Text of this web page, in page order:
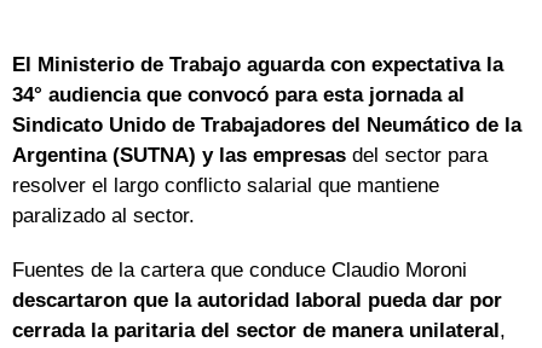
El Ministerio de Trabajo aguarda con expectativa la
34° audiencia que convocó para esta jornada al
Sindicato Unido de Trabajadores del Neumático de la
Argentina (SUTNA) y las empresas del sector para
resolver el largo conflicto salarial que mantiene
paralizado al sector.
Fuentes de la cartera que conduce Claudio Moroni
descartaron que la autoridad laboral pueda dar por
cerrada la paritaria del sector de manera unilateral,